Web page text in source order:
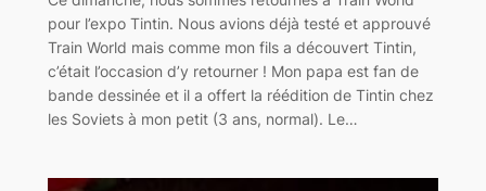
pour l’expo Tintin. Nous avions déjà testé et approuvé
Train World mais comme mon fils a découvert Tintin,
c’était l’occasion d’y retourner ! Mon papa est fan de
bande dessinée et il a offert la réédition de Tintin chez
les Soviets à mon petit (3 ans, normal). Le…